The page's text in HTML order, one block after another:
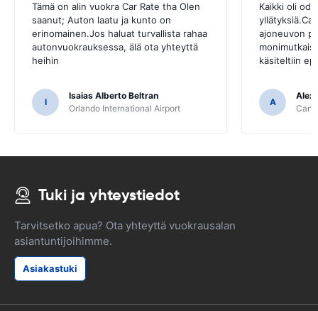
Tämä on alin vuokra Car Rate tha Olen
saanut; Auton laatu ja kunto on
erinomainen.Jos haluat turvallista rahaa
autonvuokrauksessa, älä ota yhteyttä
heihin
I
Isaias Alberto Beltran
Orlando International Airport
Kaikki oli
ajoneuvon
käsiteltiin
A
Alex
Tuki ja yhteystiedot
Tarvitsetko apua? Ota yhteyttä vuokrausalan
asiantuntijoihimme.
Asiakastuki